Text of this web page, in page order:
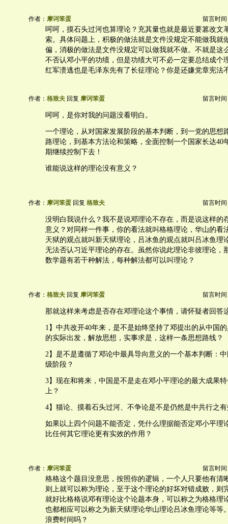
作者： 摩诃笨蛋 留言时间
呵呵，摸石头过河也算理论？充其量也就是最近要篡改文
索。具体问题上，积极的做法就是文件没规定不能做我就
偏，消极的做法是文件没规定可以做我就不做。不就是这
不否认邓小平的功绩，但是功绩大可不必一定要总结成个
红军溃逃也是毛泽东先有了长征理论？你是还嫌党章宪法
作者： 格致夫 回复 摩诃笨蛋 留言时间
呵呵，是你对我的问题没看明白。
一个理论，从对国家发展阶段的基本判断，到一党的思想
路理论，到基本方法论和策略，全面控制一个国家长达40
期继续控制下去！
谁能说这样的理论没有意义？
作者： 摩诃笨蛋 回复 格致夫 留言时间
没明白我说什么？我不是说邓理论不存在，而是说这样的
意义？对同样一件事，你的看法就叫格格理论，华山的看
天狱的观点就叫新天狱理论，吕冰鱼的观点就叫吕冰鱼理
无法否认习近平理论的存在。虽然你说此理论非彼理论，
数学题有若干种解法，每种解法都可以叫理论？
作者： 格致夫 回复 摩诃笨蛋 留言时间
那就这样来考虑是否存在邓理论这个事情，请怀疑者回答
1】中共改开40年来，是不是始终坚持了邓提出的从中国
的实际出发，解放思想，实事求是，这样一条思想路线？
2】是不是遵循了邓论中最具导向意义的一个基本判断：
级阶段？
3】现在和将来，中国是不是走在邓小平理论的最大成果
上？
4】猫论、摸着石头过河、不争论是不是仍然是中共行之
如果以上四个问题不能否定，凭什么理据能否定邓小平理
比任何其它理论更有实效的作用？
作者： 摩诃笨蛋 留言时间
格格这个题目没意思，按照你的逻辑，一个人只要他有清
则上就可以称为理论，至于这个理论的好坏对错成败，则
就好比格格说邓有理论这个论题本身，可以称之为格格理
也都相应可以称之为新天狱理论华山理论吕冰鱼理论等等
浪费时间吗？